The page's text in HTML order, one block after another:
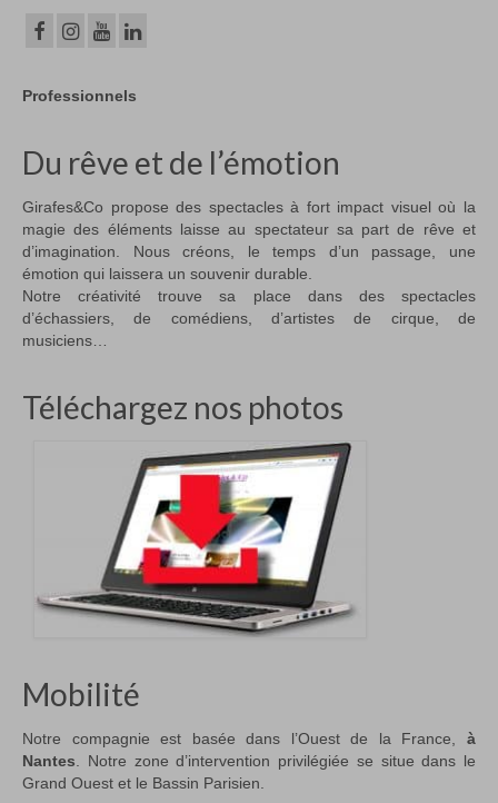
Professionnels
Du rêve et de l’émotion
Girafes&Co propose des spectacles à fort impact visuel où la
magie des éléments laisse au spectateur sa part de rêve et
d’imagination. Nous créons, le temps d’un passage, une
émotion qui laissera un souvenir durable.
Notre créativité trouve sa place dans des spectacles
d’échassiers, de comédiens, d’artistes de cirque, de
musiciens…
Téléchargez nos photos
Mobilité
Notre compagnie est basée dans l’Ouest de la France, à
Nantes . Notre zone d’intervention privilégiée se situe dans le
Grand Ouest et le Bassin Parisien.